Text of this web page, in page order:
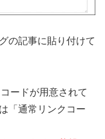
の記事に貼り付けて
ードが用意されて
「通常リンクコー